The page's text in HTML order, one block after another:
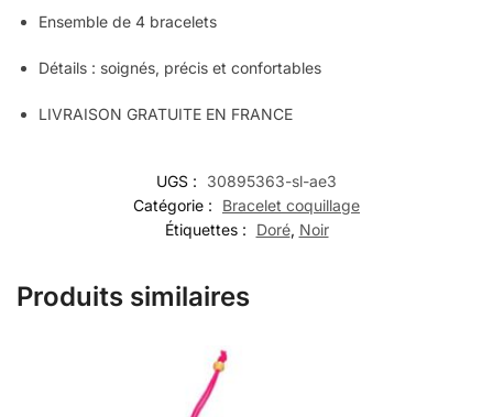
Ensemble de 4 bracelets
Détails : soignés, précis et confortables
LIVRAISON GRATUITE EN FRANCE
UGS :
30895363-sl-ae3
Catégorie :
Bracelet coquillage
Étiquettes :
Doré, Noir
Produits similaires